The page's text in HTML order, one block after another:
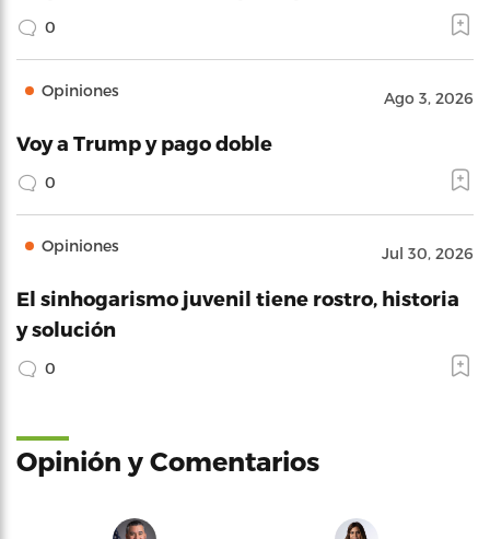
0
Opiniones Ago 3, 2026
Voy a Trump y pago doble
0
Opiniones Jul 30, 2026
El sinhogarismo juvenil tiene rostro, historia
y solución
0
Opinión y Comentarios